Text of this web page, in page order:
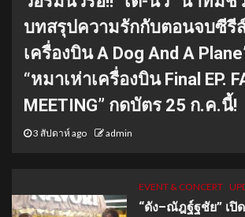
บทสรุปความรักกับตอนจบซีรี
เครื่องบิน A Dog And A
“หมาเห่าเครื่องบิน Final EP.
MEETING” กดบัตร 25 ก.ค.นี้!
3 สัปดาห์ ago admin
EVENT & CONCERT
“ดัง–ณัฎฐ์ฐชัย” เปิ